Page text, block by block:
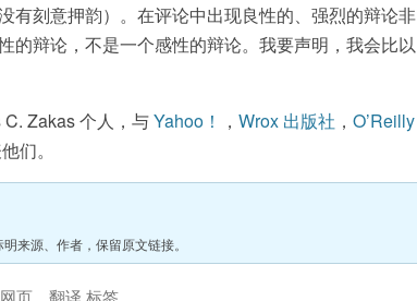
有刻意押韵）。在评论中出现良性的、强烈的辩论非
的辩论，不是一个感性的辩论。我要声明，我会比以
Zakas 个人，与Yahoo！ ， Wrox 出版社 ， O’Reilly
们。
来源、作者，保留原文链接。